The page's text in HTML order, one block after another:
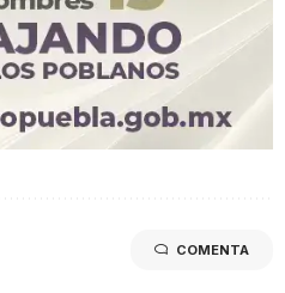
COMENTA